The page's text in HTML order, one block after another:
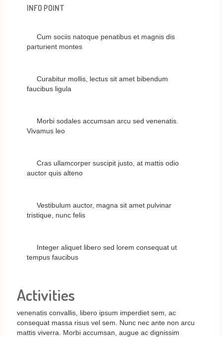
INFO POINT
Cum sociis natoque penatibus et magnis dis
parturient montes
Curabitur mollis, lectus sit amet bibendum
faucibus ligula
Morbi sodales accumsan arcu sed venenatis.
Vivamus leo
Cras ullamcorper suscipit justo, at mattis odio
auctor quis alteno
Vestibulum auctor, magna sit amet pulvinar
tristique, nunc felis
Integer aliquet libero sed lorem consequat ut
tempus faucibus
Activities
venenatis convallis, libero ipsum imperdiet sem, ac
consequat massa risus vel sem. Nunc nec ante non arcu
mattis viverra. Morbi accumsan, augue ac dignissim